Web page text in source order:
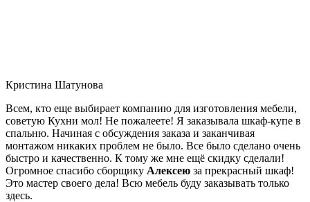
Кристина Шатунова
Всем, кто еще выбирает компанию для изготовления мебели,
советую Кухни мол! Не пожалеете! Я заказывала шкаф-купе в
спальню. Начиная с обсуждения заказа и заканчивая
монтажом никаких проблем не было. Все было сделано очень
быстро и качественно. К тому же мне ещё скидку сделали!
Огромное спасибо сборщику Алексею за прекрасный шкаф!
Это мастер своего дела! Всю мебель буду заказывать только
здесь.